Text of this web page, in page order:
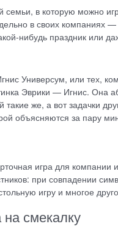
в которую можно
в своих компаниях
нибудь праздник или
Универсум, или тех,
Эврики — Игнис. Она
же, а вот задачки
объясняются за пару
игра для компании
при совпадении
игру и многое
смекалку